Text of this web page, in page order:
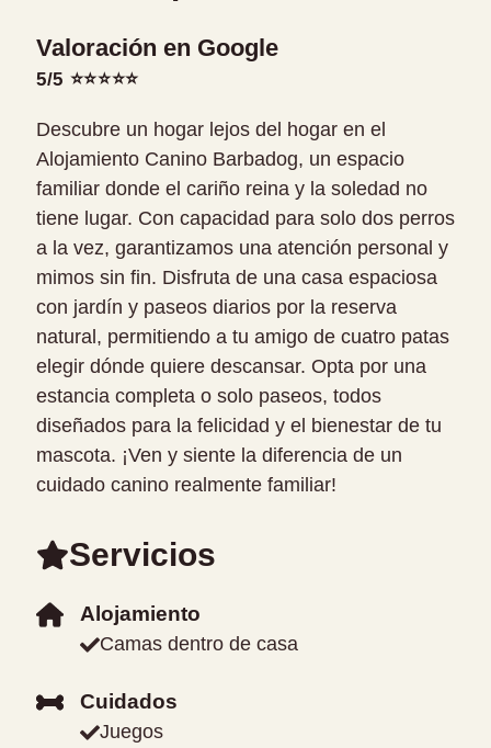
Valoración en Google
5/5 ⭐⭐⭐⭐⭐
Descubre un hogar lejos del hogar en el
Alojamiento Canino Barbadog, un espacio
familiar donde el cariño reina y la soledad no
tiene lugar. Con capacidad para solo dos perros
a la vez, garantizamos una atención personal y
mimos sin fin. Disfruta de una casa espaciosa
con jardín y paseos diarios por la reserva
natural, permitiendo a tu amigo de cuatro patas
elegir dónde quiere descansar. Opta por una
estancia completa o solo paseos, todos
diseñados para la felicidad y el bienestar de tu
mascota. ¡Ven y siente la diferencia de un
cuidado canino realmente familiar!
Servicios
Alojamiento
Camas dentro de casa
Cuidados
Juegos